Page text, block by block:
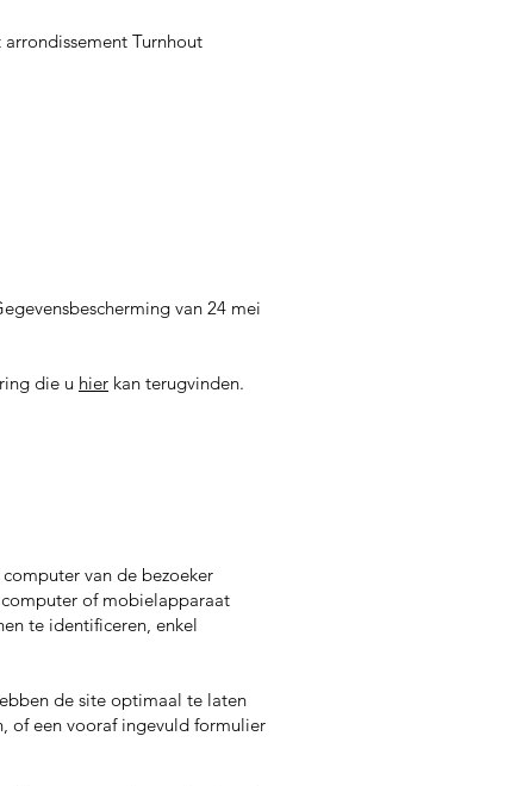
Turnhout
van 24 mei
die u hier kan terugvinden.
van de bezoeker
of mobielapparaat
te identificeren, enkel
de site optimaal te laten
of een vooraf ingevuld formulier